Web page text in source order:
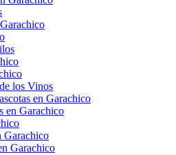
los Vinos
en Garachico
en Garachico
Garachico
Garachico